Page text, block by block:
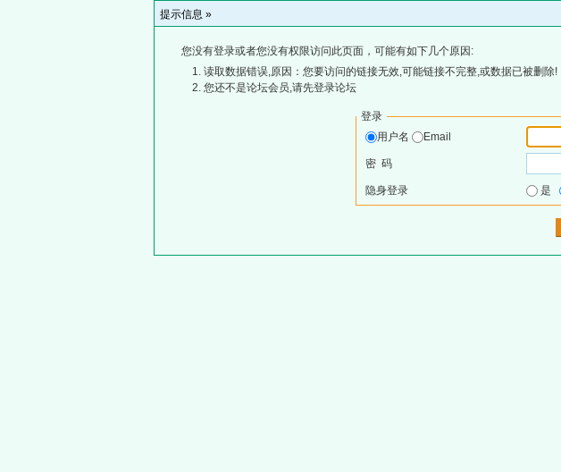
提示信息 »
您没有登录或者您没有权限访问此页面，可能有如下几个原因:
读取数据错误,原因：您要访问的链接无效,可能链接不完整,或数据已被删除!
您还不是论坛会员,请先登录论坛
登录
用户名
Email
密 码
隐身登录 是